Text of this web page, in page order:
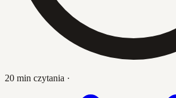
20 min czytania ·